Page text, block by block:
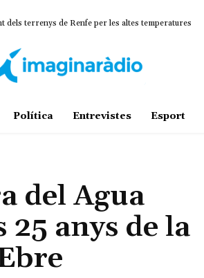
terrenys de Renfe per les altes temperatures
que vincula patrimoni, turisme i gastronomia
Política Entrevistes Esport
del Agua
anys de la